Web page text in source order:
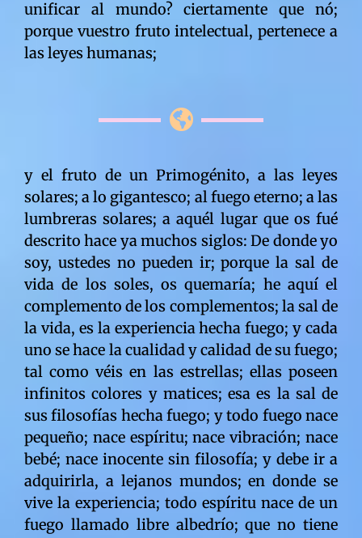
y el fruto de un Primogénito, a las leyes solares; a lo gigantesco; al fuego eterno; a las lumbreras solares; a aquél lugar que os fué descrito hace ya muchos siglos: De donde yo soy, ustedes no pueden ir; porque la sal de vida de los soles, os quemaría; he aquí el complemento de los complementos; la sal de la vida, es la experiencia hecha fuego; y cada uno se hace la cualidad y calidad de su fuego; tal como véis en las estrellas; ellas poseen infinitos colores y matices; esa es la sal de sus filosofías hecha fuego; y todo fuego nace pequeño; nace espíritu; nace vibración; nace bebé; nace inocente sin filosofía; y debe ir a adquirirla, a lejanos mundos; en donde se vive la experiencia; todo espíritu nace de un fuego llamado libre albedrío; que no tiene forma definida; sólo relativas individualidades; e infinitas exsistencias; que son otras tantas a imágenes y semejanzas de Dios; porque el Creador a vivido, lo que los hijos recién están viviendo; ¿no se os enseñó que vuestro Dios, no tiene ni principio ni fín? quiere decir que lo abarca todo; lo conocido y desconocido; la sal de la vida es vuestro sudor de frente; vuestro trabajo y estudios; todo lo que sale del espíritu; es vuestro libre albedrío que se va transformando, a medida que vuestra mente, vá absorviendo el magnetismo de las líneas cerebrales; todo saber se transforma en conocimiento como lo sabéis; y todo conocimiento enriquece el fuego del libre albedrío; le hace variar sus colores; tal como lo varían las lejanas estrellas; lo de arriba es igual a lo de abajo; esta variación os fué anunciada hace ya muchos siglos; escrito fué: Cada uno se hace su propio cielo; porque lo que ocurre arriba en el macrocosmo, ocurre abajo en el microcosmo; lo de arriba es igual a lo de abajo; sóis un cielo en miniatura; vuestro fósforo mental, está compuesto de microscópicos puntitos que son microscópicos soles; lo véis en el universo, lo tenéis vosotros; y los cielos del macrocosmo, fueron también como vosotros; fueron microscópicos; fueron chiquititos y humildes; nacieron espíritus; he aquí la revelación de vuestro orígen; la materia y el espíritu se alternan en las alianzas; porque ambas son vivientes; y ambas tienen libre albedrío; porque nadie es desheredado; ni la materia ni el espíritu; todo orígen ocurre en los soles; en las lumbreras solares; tal como el orígen de vuestras ideas, está en el fósforo de vuestra mente; lo de arriba es igual a lo de abajo; ser de arriba ó ser de abajo, siempre se tiene la misma ley de orígen; todo espíritu viaja por el universo, a cumplir su divino mandato; viaja a nacer de nuevo, en tal ó cual morada; tal como estáis vosotros en la vuestra; y todos los espíritus del universo, llevan su sal de vida; llevan su destino; un encuentro entre virtudes y elementos; un encuentro que sólo dura un instante; y al que se le llama vida; la vida cual sea su filosofía, ó cual sea su mundo, es siempre un mandato salido del Macrocosmo ó Reino de los Cielos; el Reino de los Cielos lo es para vosotros y para infinitos planetas tierras; más, exsisten infinitos términos para referirse al lugar de orígen; todo depende de la evolución y de la antiguidad de las criaturas; todas las filosofías que a conocido la Tierra, fueron y son filosofías que son probadas por el Padre Jehova; y todas han caído ante el Padre; porque toda ley de cada pensar humano, es una transformación cuyo resultado lo pidió el espíritu; haciendo uso de su libre albedrío; sea cual haya sido la acción mental ó idea, todo espíritu encuentra lo que merece en el Reino; ninguna filosofía humana, a sido permanente; porque sus creadores y seguidores, no se ajustaron a las Leyes del Padre; he aquí la causa única, por la que han caído todos los reinos de la Tierra; todos los imperios; naciones y rebaños organizados; ninguno fué digno de perpetuarse, en la Tierra; ahora le toca a los que están; todo el materialismo caerá como han caído todos los que se olvidaron de las Leyes del Padre; la caída de Adán y eva, es una de las caídas; y todo aquél ó aquélla que criticó la caída de sus primeros padres terrenales, no entrarán al Reino de los Cielos; porque sólo son ciegos; sólo ven la astilla en el ojo ajeno, y no ven la viga que ellos tienen en el propio; porque de verdad os digo, que criticaron sin saber toda la Ley; ¿no saben los críticos que todo espíritu es probado en el cuerpo y el espíritu? es provado en las pasiones de la carne y las intenciones del espíritu; para criticar a sus padres terrenales, hay que poseer conocimiento y sabiduría mayor que sus padres; hay que saber más que ellos; hay que saber el orígen de la Tierra; y el orígen de sí mismo; y el de todos; de verdad os digo, que todos aquéllos que lanzaron las primeras piedras de críticas, serán así tratados en los lejanos mundos; y todo aquél ó aquélla que murmuró a espaldas de sus hermanos, no entrarán al Reino de los Cielos; porque el pelambre no se conoce en el Reino; porque fué escrito: No hagas a otro, lo que a tí no te gustaría que te hiciesen; veo hijito que son millones y millones en tu mundo, los que no entrarán al Reino por esta causa; y todos aquéllos que calumniaron a sus hermanos de vida, no entrarán al Reino de los Cielos; y todos aquéllos que engañaron hasta en el más microscópico engaño, no entrarán al Reino de los Cielos; todo calumniador y todo engañador cual sea su sexo, deberán calcular el tiempo que a transcurrido desde el primer engaño y la primera calumnia; todos los segundos de la suma, corresponden a futuras exsistencias de carne, fuera del Reino de los Cielos; y deberán estos demonios, gritar públicamente sus engaños y calumnias; porque todo error hay que enmendarlo; y así queda abierta la puerta para el arrepentimiento; y todo arrepentimiento se toma en cuenta en el Reino de los Cielos; la Doctrina del Cordero de Dios, fué creada en el Reino eternidades antes que naciérais vosotros; porque es asimilable a las infinitas filosofías de los mundos; porque la Trinidad Solar está en todas partes; y todo mundo que está naciendo, está creando a la vez, su propia Doctrina del Cordero de Dios; la Doctrina del Cordero es interpretativa en todas las filosofías del universo; para toda evolución tiene su juicio; y fué la misma Ley, que juzjó a los soberbios del mundo antiguo; la que juzjó la soberbia faraónica; la que juzjó a Sodoma y Gomorra; a la civilización perdida Atlántida; a los reinos de los césares; a los mundos acuáticos; y todo Reino que vosotros no conocísteis; antes y después del paraíso terrenal; porque de verdad os digo, que nadie fué primero; las parejas primeras fueron infinitas; y no dejan de ser primeras; sólo el Padre es el primero; y todo el universo le reconoce; los que estuvieron y los que están; la Doctrina del Cordero de Dios, no tiene ni principio ni fín; porque es de antes que surgieran los universos materiales; la Doctrina del Cordero de Dios, es la mayor sal de vida en el Padre; y todas las Trinidades del universo están en él; todo el que nace, vé al Cordero de Dios; porque es el principio de los primeros pasos que dá todo libre albedrío; todo espíritu a medida que nacen, reciben el magnetismo del Cordero de Dios; porque estando en todas partes, está en el fuego solar; el principio de todos vosotros ocurrió en las profundidades de los soles Alfa y Omega; y al nacer érais de color brillante blanco; érais de las galáxias y de los mares de leche de la Madre Solar Omega; que aún continúa creando espíritus; y los creará por toda eternidad; Si hijito; sé que ves a tu divina Madre Solar Omega; Así es divino Padre Jehova; es divina e inmensa; se transforma a todas las dimensiones de la mente; ¡¡qué amoroso!! ¡¡se mueve dentro de mí mismo!! y al mismo tiempo la veo dentro de los soles; Sí hijito; así es; en todos está; en todos duerme; y se aparece de preferencia a los niños; porque todo niño es primero en el Reino de los Cielos; la Doctrina del Cordero de Dios, provocará en el mundo, un impacto como jamás provocó doctrina alguna; porque todas las dudas serán aclaradas; a todo se le dará la Luz; y el mundo entrará a una época que será recordada como la época del llorar y crujir de dientes; un mundo que destruye sus propias leyes; sus propias costumbres; sus propios hábitos; porque tales cosas no son árboles plantados por el divino Padre; y de raíz son arrancados de la evolución humana; el capitalismo estará abismado; porque verá que se le vá el poder; no podrá seguir ilusionando al mundo; no podrá ya continuar dividiéndolo; no podrá ya servir a satanás; y la caída de este yugo, será la más grande limpieza espíritual que se haya visto en el mundo; ninguna mente humana tiene la razón; porque todo razonamiento humano, está ilusionado; está sirviendo a muchos señores; a muchos intereses; y no lo hace por el Padre; lo hace por satanás; sí hijos de la Tierra; volver a toda realidad cuesta; y la suprema realidad entre las realidades, es la realidad de vuestro futuro espíritual; se nace buscando esta realidad; y los demonios que se meten en todas partes, se aprovechan de esta búsqueda universal; y explotan la fé de la humanidad; y no sólo eso; también os dividen; y perpetúan la incertidumbre espíritual; porque un demonio religioso dice una cosa, y otro enseña otra cosa; y os confunden; de verdad os digo que todo aquél ó aquélla que confundió en el mundo, no entrará al Reino de los Cielos; porque sus espíritus serán confundidos en lejanos mundos; porque como así dividieron, así también ellos serán divididos; tanto arriba como abajo; la justicia del Padre está en todas partes; todo espíritu religioso renegará de sus falsedades; porque fueron los falsos profetas de mis Escrituras; una prueba que pidieron en el Reino, sin tener la evolución necesaria; sólo los humildes la tienen; porque son los primeros en respetar las Leyes del Padre; para respetar mi Ley, no se necesita de la adoración material; no es necesario construir templos costosos; he aquí el error en que cayeron los espíritus religiosos; muchas lumbreras